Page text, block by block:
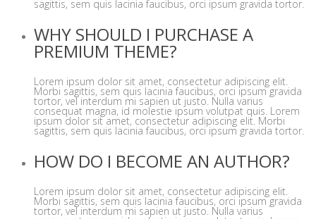
sagittis, sem quis lacinia faucibus, orci ipsum gravida tortor.
WHY SHOULD I PURCHASE A
PREMIUM THEME?
Lorem ipsum dolor sit amet, consectetur adipiscing elit.
Morbi sagittis, sem quis lacinia faucibus, orci ipsum gravida
tortor, vel interdum mi sapien ut justo. Nulla varius
consequat magna, id molestie ipsum volutpat quis. Lorem
ipsum dolor sit amet, consectetur adipiscing elit. Morbi
sagittis, sem quis lacinia faucibus, orci ipsum gravida tortor.
HOW DO I BECOME AN AUTHOR?
Lorem ipsum dolor sit amet, consectetur adipiscing elit.
Morbi sagittis, sem quis lacinia faucibus, orci ipsum gravida
tortor, vel interdum mi sapien ut justo. Nulla varius